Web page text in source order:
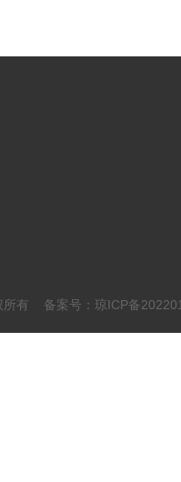
所有 备案号：琼ICP备